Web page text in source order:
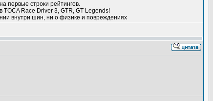
первые строки рейтингов.
TOCA Race Driver 3, GTR, GT Legends!
внутри шин, ни о физике и повреждениях